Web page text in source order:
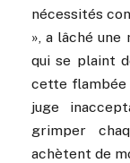
nécessités
», a lâché une
qui se plaint
cette flambée
juge
grimper
achètent de